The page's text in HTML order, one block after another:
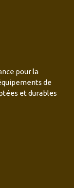
pour la
de
et durables